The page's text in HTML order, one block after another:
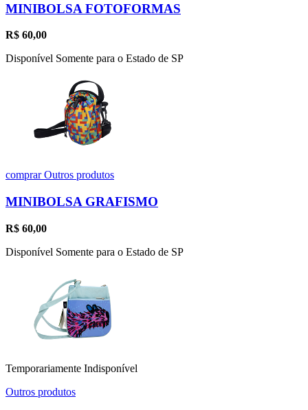
MINIBOLSA FOTOFORMAS
R$ 60,00
Disponível Somente para o Estado de SP
comprarOutros produtos
MINIBOLSA GRAFISMO
R$ 60,00
Disponível Somente para o Estado de SP
Temporariamente Indisponível
Outros produtos